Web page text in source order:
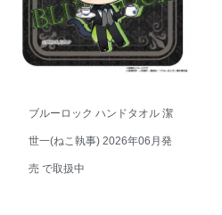
ブルーロック ハンドタオル 潔
世一(ねこ執事) 2026年06月発
売 で取扱中